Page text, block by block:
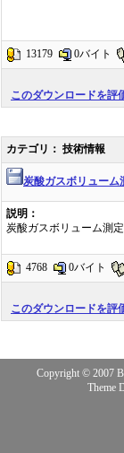
13179 0バイト
このダウンロードを評
カテゴリ： 技術情報
炭酸ガスボリュー
説明：
炭酸ガスボリューム測
4768 0バイト
このダウンロードを評
Copyright © 2007
Theme